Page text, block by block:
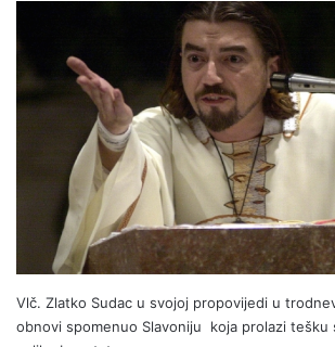
Vlč. Zlatko Sudac u svojoj propovijedi u
obnovi spomenuo Slavoniju koja prolazi tešku